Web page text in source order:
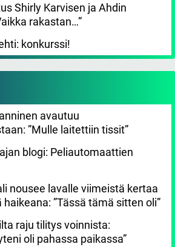
Shirly Karvisen ja Ahdin
rakastan…”
konkurssi!
avautuu
”Mulle laitettiin tissit”
blogi: Peliautomaattien
nousee lavalle viimeistä kertaa
”Tässä tämä sitten oli”
raju tilitys voinnista:
oli pahassa paikassa”